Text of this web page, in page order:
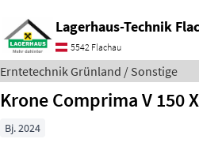
Lagerhaus-Technik
5542 Flachau
Erntetechnik Grünland / Sonstige
Krone Comprima V 150
Bj. 2024